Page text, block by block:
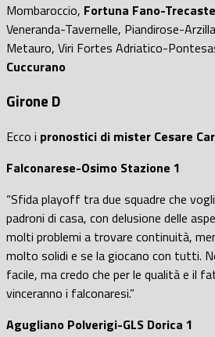
Mombaroccio, Fortuna Fano-
Veneranda-Tavernelle, Piandirose-
Metauro, Viri Fortes Adriatico-
Cuccurano
Girone D
Ecco i pronostici di mister Cesare
Falconarese-Osimo Stazione 1
“Sfida playoff tra due squadre che
padroni di casa, con delusione delle
molti problemi a trovare continuità,
molto solidi e se la giocano con tutti.
facile, ma credo che per le qualità e il
vinceranno i falconaresi.”
Agugliano Polverigi-GLS Dorica 1